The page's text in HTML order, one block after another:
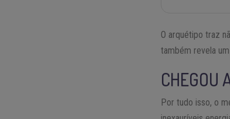
O arquétipo traz
também revela
CHEGOU
Por tudo isso, o